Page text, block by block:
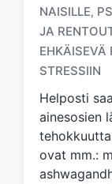
a
g
g
e
w
i
t
h
NAISILLE,
JA
EHKÄISEVÄ
STRESSIIN
Helposti
ainesosien
ovat mm.: